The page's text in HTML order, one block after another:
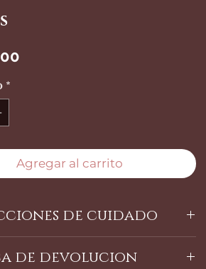
Precio
*
Agregar al carrito
de cuidado
de devolucion